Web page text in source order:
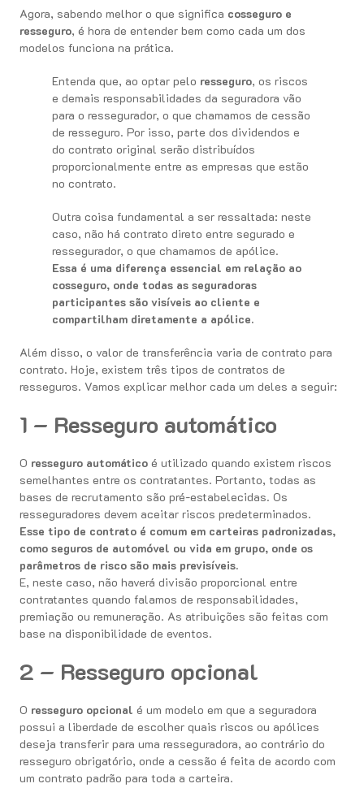
Agora, sabendo melhor o que significa cosseguro e
resseguro, é hora de entender bem como cada um dos
modelos funciona na prática.
Entenda que, ao optar pelo resseguro, os riscos
e demais responsabilidades da seguradora vão
para o ressegurador, o que chamamos de cessão
de resseguro. Por isso, parte dos dividendos e
do contrato original serão distribuídos
proporcionalmente entre as empresas que estão
no contrato.
Outra coisa fundamental a ser ressaltada: neste
caso, não há contrato direto entre segurado e
ressegurador, o que chamamos de apólice.
Essa é uma diferença essencial em relação ao
cosseguro, onde todas as seguradoras
participantes são visíveis ao cliente e
compartilham diretamente a apólice.
Além disso, o valor de transferência varia de contrato para
contrato. Hoje, existem três tipos de contratos de
resseguros. Vamos explicar melhor cada um deles a seguir:
1 – Resseguro automático
O resseguro automático é utilizado quando existem riscos
semelhantes entre os contratantes. Portanto, todas as
bases de recrutamento são pré-estabelecidas. Os
resseguradores devem aceitar riscos predeterminados.
Esse tipo de contrato é comum em carteiras padronizadas,
como seguros de automóvel ou vida em grupo, onde os
parâmetros de risco são mais previsíveis.
E, neste caso, não haverá divisão proporcional entre
contratantes quando falamos de responsabilidades,
premiação ou remuneração. As atribuições são feitas com
base na disponibilidade de eventos.
2 – Resseguro opcional
O resseguro opcional é um modelo em que a seguradora
possui a liberdade de escolher quais riscos ou apólices
deseja transferir para uma resseguradora, ao contrário do
resseguro obrigatório, onde a cessão é feita de acordo com
um contrato padrão para toda a carteira.